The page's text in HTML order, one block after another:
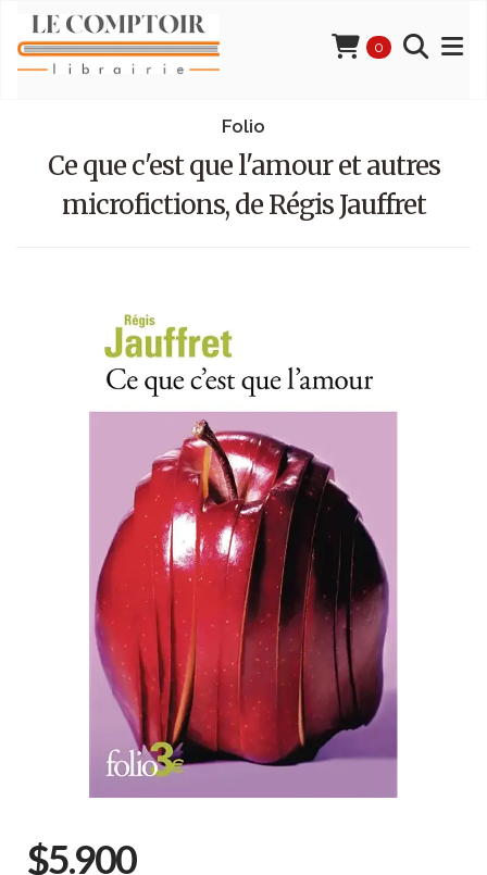
0
Folio
Ce que c'est que l'amour et autres
microfictions, de Régis Jauffret
$5.900